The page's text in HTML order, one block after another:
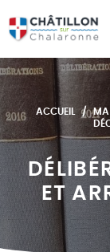
ACCUEIL MA
ET